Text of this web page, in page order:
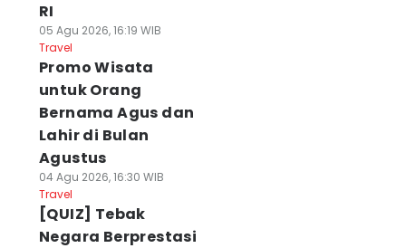
RI
05 Agu 2026, 16:19 WIB
Travel
Promo Wisata
untuk Orang
Bernama Agus dan
Lahir di Bulan
Agustus
04 Agu 2026, 16:30 WIB
Travel
[QUIZ] Tebak
Negara Berprestasi